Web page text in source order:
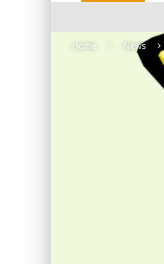
Home News